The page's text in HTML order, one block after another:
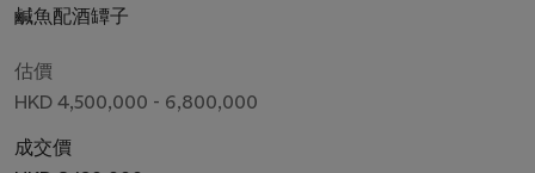
鹹魚配酒罈子
估價
HKD 4,500,000 - 6,800,000
成交價